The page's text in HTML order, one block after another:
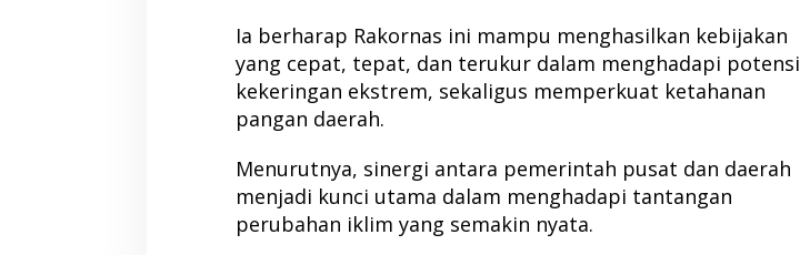
Ia berharap Rakornas ini mampu menghasilkan kebijakan
yang cepat, tepat, dan terukur dalam menghadapi potensi
kekeringan ekstrem, sekaligus memperkuat ketahanan
pangan daerah.
Menurutnya, sinergi antara pemerintah pusat dan daerah
menjadi kunci utama dalam menghadapi tantangan
perubahan iklim yang semakin nyata.